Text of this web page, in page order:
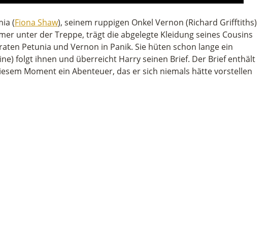
(Fiona Shaw), seinem ruppigen Onkel Vernon (Richard Grifftiths)
unter der Treppe, trägt die abgelegte Kleidung seines Cousins
Petunia und Vernon in Panik. Sie hüten schon lange ein
folgt ihnen und überreicht Harry seinen Brief. Der Brief enthält
Moment ein Abenteuer, das er sich niemals hätte vorstellen